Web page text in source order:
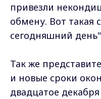
привезли
обмену. Вот такая
сегодняшний
Так же
и новые сроки
двадцатое